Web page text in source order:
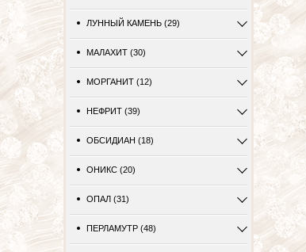
ЛУННЫЙ КАМЕНЬ (29)
МАЛАХИТ (30)
МОРГАНИТ (12)
НЕФРИТ (39)
ОБСИДИАН (18)
ОНИКС (20)
ОПАЛ (31)
ПЕРЛАМУТР (48)